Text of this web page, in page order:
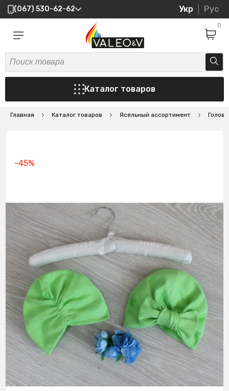
(067) 530-62-62 Укр Рус
0
Каталог товаров
Главная Каталог товаров Ясельный ассортимент
-45%